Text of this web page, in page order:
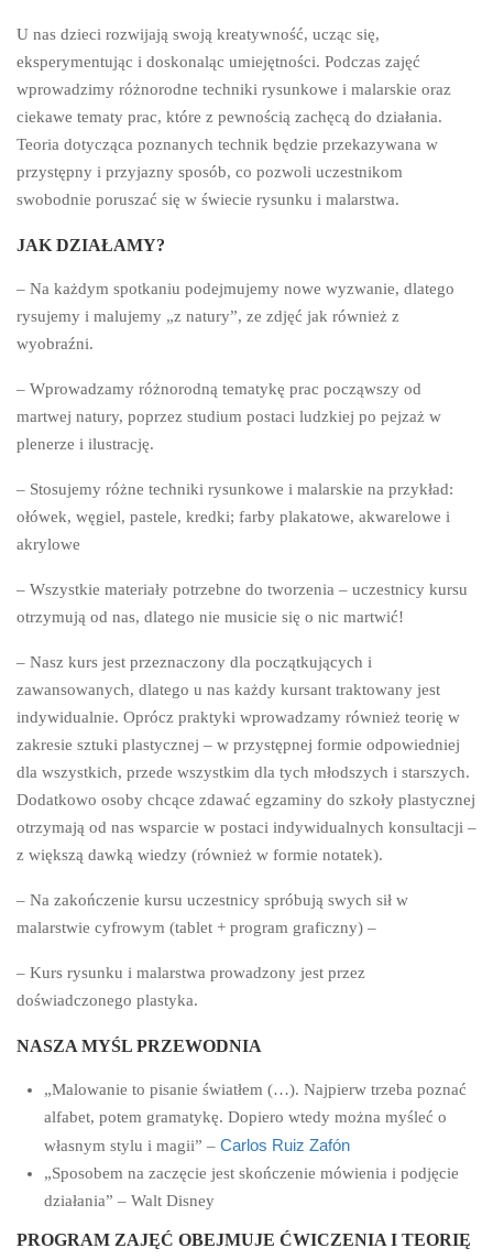
U nas dzieci rozwijają swoją kreatywność, ucząc się,
eksperymentując i doskonaląc umiejętności. Podczas zajęć
wprowadzimy różnorodne techniki rysunkowe i malarskie oraz
ciekawe tematy prac, które z pewnością zachęcą do działania.
Teoria dotycząca poznanych technik będzie przekazywana w
przystępny i przyjazny sposób, co pozwoli uczestnikom
swobodnie poruszać się w świecie rysunku i malarstwa.
JAK DZIAŁAMY?
– Na każdym spotkaniu podejmujemy nowe wyzwanie, dlatego
rysujemy i malujemy „z natury”, ze zdjęć jak również z
wyobraźni.
– Wprowadzamy różnorodną tematykę prac począwszy od
martwej natury, poprzez studium postaci ludzkiej po pejzaż w
plenerze i ilustrację.
– Stosujemy różne techniki rysunkowe i malarskie na przykład:
ołówek, węgiel, pastele, kredki; farby plakatowe, akwarelowe i
akrylowe
– Wszystkie materiały potrzebne do tworzenia – uczestnicy kursu
otrzymują od nas, dlatego nie musicie się o nic martwić!
– Nasz kurs jest przeznaczony dla początkujących i
zawansowanych, dlatego u nas każdy kursant traktowany jest
indywidualnie. Oprócz praktyki wprowadzamy również teorię w
zakresie sztuki plastycznej – w przystępnej formie odpowiedniej
dla wszystkich, przede wszystkim dla tych młodszych i starszych.
Dodatkowo osoby chcące zdawać egzaminy do szkoły plastycznej
otrzymają od nas wsparcie w postaci indywidualnych konsultacji –
z większą dawką wiedzy (również w formie notatek).
– Na zakończenie kursu uczestnicy spróbują swych sił w
malarstwie cyfrowym (tablet + program graficzny) –
– Kurs rysunku i malarstwa prowadzony jest przez
doświadczonego plastyka.
NASZA MYŚL PRZEWODNIA
„Malowanie to pisanie światłem (…). Najpierw trzeba poznać
alfabet, potem gramatykę. Dopiero wtedy można myśleć o
własnym stylu i magii” – Carlos Ruiz Zafón
„Sposobem na zaczęcie jest skończenie mówienia i podjęcie
działania” – Walt Disney
PROGRAM ZAJĘĆ OBEJMUJE ĆWICZENIA I TEORIĘ